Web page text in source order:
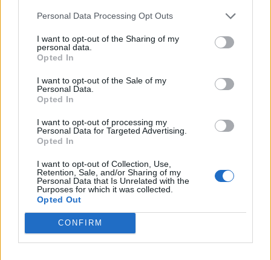
Personal Data Processing Opt Outs
I want to opt-out of the Sharing of my
personal data.
Opted In
I want to opt-out of the Sale of my
Personal Data.
Opted In
I want to opt-out of processing my
Personal Data for Targeted Advertising.
Opted In
I want to opt-out of Collection, Use,
Retention, Sale, and/or Sharing of my
Personal Data that Is Unrelated with the
Purposes for which it was collected.
Opted Out
CONFIRM
Komentaras
Sutinku sutaisyklėmis
This site is protected by
reCAPTCHA and the Google
Service
apply.